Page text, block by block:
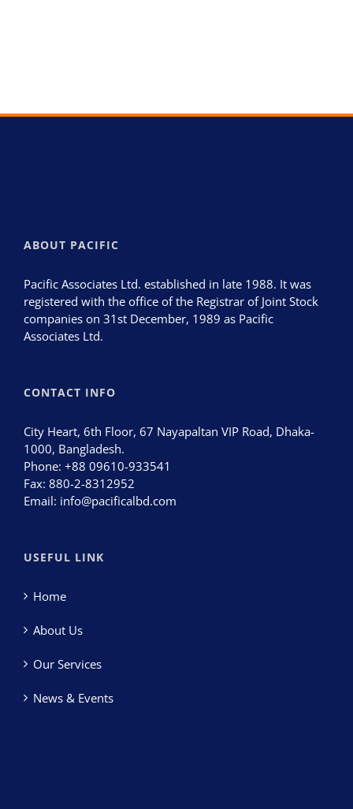
ABOUT PACIFIC
Pacific Associates Ltd. established in late 1988. It was
registered with the office of the Registrar of Joint Stock
companies on 31st December, 1989 as Pacific
Associates Ltd.
CONTACT INFO
City Heart, 6th Floor, 67 Nayapaltan VIP Road, Dhaka-
1000, Bangladesh.
Phone: +88 09610-933541
Fax: 880-2-8312952
Email: info@pacificalbd.com
USEFUL LINK
Home
About Us
Our Services
News & Events